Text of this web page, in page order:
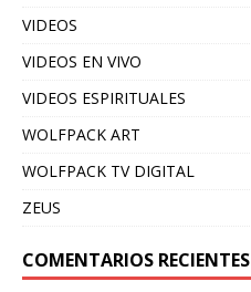
VIDEOS
VIDEOS EN VIVO
VIDEOS ESPIRITUALES
WOLFPACK ART
WOLFPACK TV DIGITAL
ZEUS
COMENTARIOS RECIENTES